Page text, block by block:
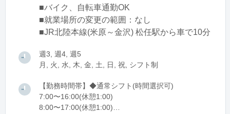
■バイク、自転車通勤OK
■就業場所の変更の範囲：なし
■JR北陸本線(米原～金沢) 松任駅から車で10分
週3, 週4, 週5
月, 火, 水, 木, 金, 土, 日, 祝, シフト制
【勤務時間帯】◆通常シフト(時間選択可)
7:00〜16:00(休憩1:00)
8:00〜17:00(休憩1:00)